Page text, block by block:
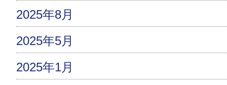
2025年8月
2025年5月
2025年1月